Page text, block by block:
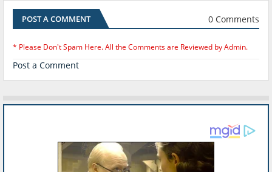
POST A COMMENT 0 Comments
* Please Don't Spam Here. All the Comments are Reviewed by Admin.
Post a Comment